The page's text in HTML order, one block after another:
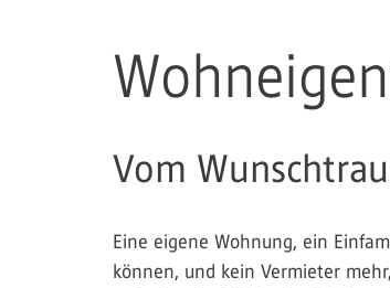
Vom
Eine eigene Wohnung, ein
können, und kein Vermieter